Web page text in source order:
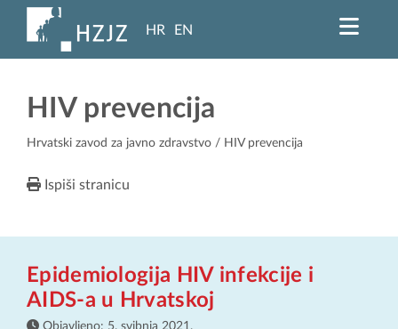
HR EN
HIV prevencija
Hrvatski zavod za javno zdravstvo / HIV prevencija
Ispiši stranicu
Epidemiologija HIV infekcije i
AIDS-a u Hrvatskoj